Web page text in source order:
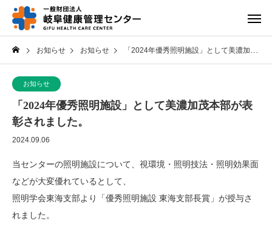
お知らせ お知らせ 「2024年優秀照明施設」として美濃加茂本部が表彰されました。
お知らせ
「2024年優秀照明施設」として美濃加茂本部が表
彰されました。
2024.09.06
当センターの照明施設について、視環境・照明技法・照明効果面
などが大変優れているとして、
照明学会東海支部より「優秀照明施設 東海支部長賞」が授与さ
れました。